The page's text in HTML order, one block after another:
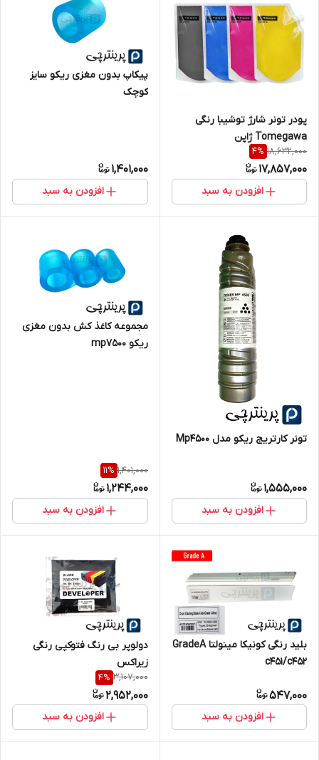
پودر تونر شارژ توشیبا رنگی
Tomegawa ژاپن
18,632,000
4%
17,857,000
افزودن به سبد
پیکاپ بدون مغزی ریکو سایز
کوچک
1,401,000
افزودن به سبد
تونر کارتریج ریکو مدل Mp4500
1,555,000
افزودن به سبد
مجموعه کاغذ کش بدون مغزی
ریکو mp7500
1,401,000
11%
1,244,000
افزودن به سبد
بلید رنگی کونیکا مینولتا GradeA
c451/c452
547,000
افزودن به سبد
دولوپر بی رنگ فتوکپی رنگی
زیراکس
3,107,000
4%
2,952,000
افزودن به سبد